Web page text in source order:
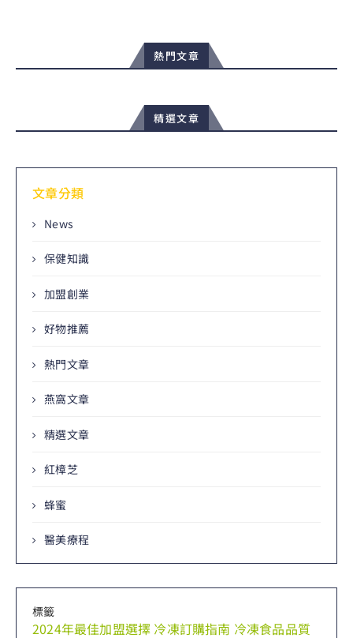
熱門文章
精選文章
文章分類
News
保健知識
加盟創業
好物推薦
熱門文章
燕窩文章
精選文章
紅樟芝
蜂蜜
醫美療程
標籤
2024年最佳加盟選擇 冷凍訂購指南 冷凍食品品質